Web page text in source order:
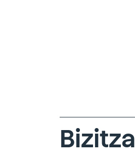
Bizitza